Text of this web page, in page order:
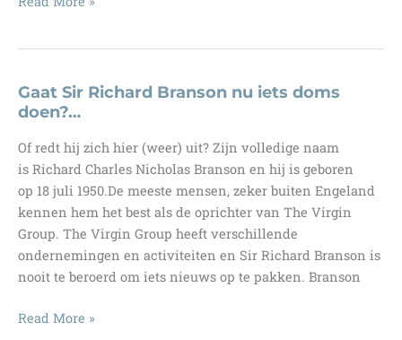
het
geld
Gaat Sir Richard Branson nu iets doms
doen?…
Of redt hij zich hier (weer) uit? Zijn volledige naam
is Richard Charles Nicholas Branson en hij is geboren
op 18 juli 1950.De meeste mensen, zeker buiten Engeland
kennen hem het best als de oprichter van The Virgin
Group. The Virgin Group heeft verschillende
ondernemingen en activiteiten en Sir Richard Branson is
nooit te beroerd om iets nieuws op te pakken. Branson
Gaat
Read More »